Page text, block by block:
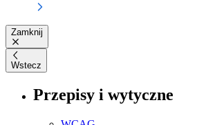
Zamknij
Wstecz
Przepisy i wytyczne